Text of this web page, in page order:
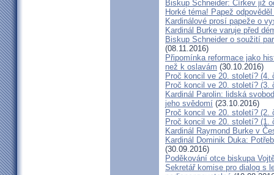
Biskup Schneider: Církev již
Horké téma! Papež
Kardinálové prosí papeže o
Kardinál Burke varuje před
Biskup Schneider o soužití
(08.11.2016)
Připomínka reformace jako
než k oslavám (30.10.2016)
Proč koncil ve 20. století? (4.
Proč koncil ve 20. století? (3.
Kardinál Parolin: lidská
jeho svědomí (23.10.2016)
Proč koncil ve 20. století? (2.
Proč koncil ve 20. století? (1.
Kardinál Raymond Burke v
Kardinál Dominik Duka:
(30.09.2016)
Poděkování otce biskupa
Sekretář komise pro dialog s